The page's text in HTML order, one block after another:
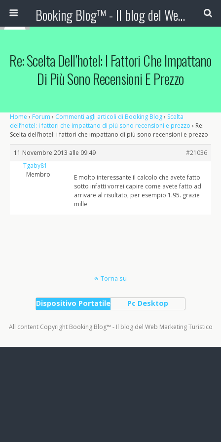
Booking Blog™ - Il blog del Web Marketing Turistico
Re: Scelta Dell’hotel: I Fattori Che Impattano
Di Più Sono Recensioni E Prezzo
Home › Forum › Commenti agli articoli di Booking Blog› Scelta
dell’hotel: i fattori che impattano di più sono recensioni e prezzo › Re:
Scelta dell’hotel: i fattori che impattano di più sono recensioni e prezzo
11 Novembre 2013 alle 09:49
#21036
Tgaby81
Membro
E molto interessante il calcolo che avete fatto
sotto infatti vorrei capire come avete fatto ad
arrivare al risultato, per esempio 1.95. grazie
mille
Torna su
Dispositivo Portatile Pc Desktop
All content Copyright Booking Blog™ - Il blog del Web Marketing Turistico